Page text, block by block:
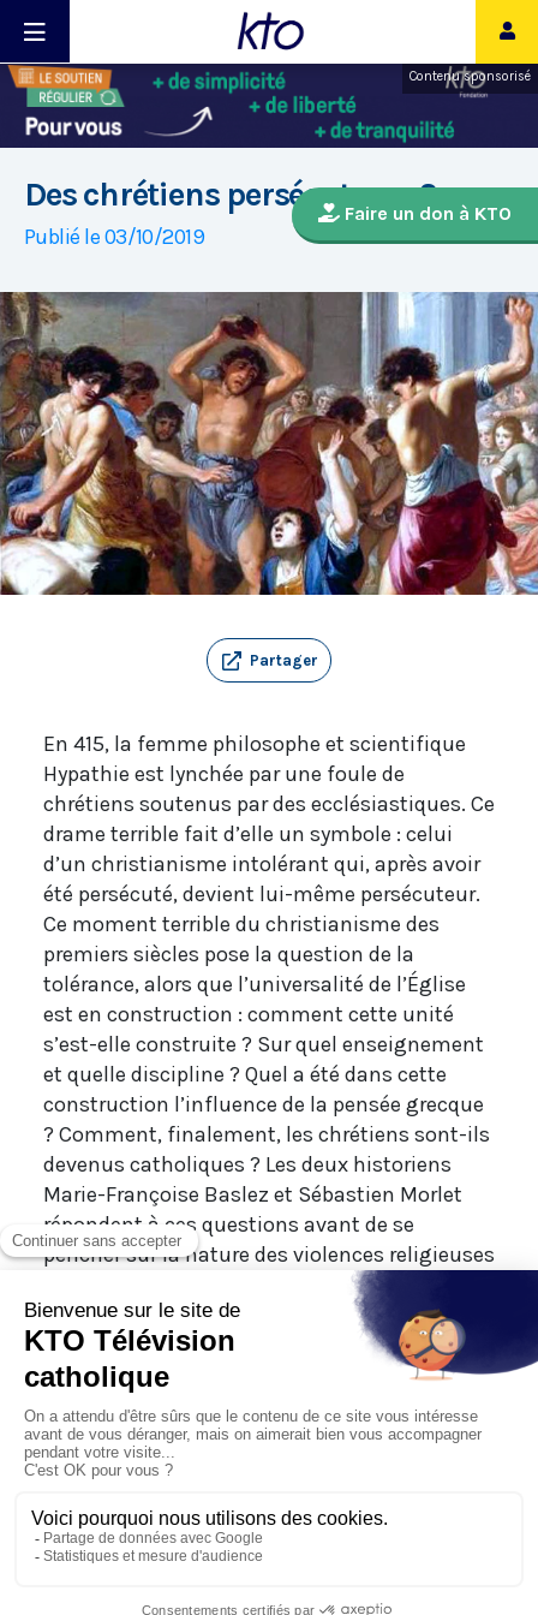
Contenu sponsorisé
Faire un don à KTO
Des chrétiens persécuteurs ?
Publié le 03/10/2019
Partager
En 415, la femme philosophe et scientifique
Hypathie est lynchée par une foule de
chrétiens soutenus par des ecclésiastiques. Ce
drame terrible fait d’elle un symbole : celui
d’un christianisme intolérant qui, après avoir
été persécuté, devient lui-même persécuteur.
Ce moment terrible du christianisme des
premiers siècles pose la question de la
tolérance, alors que l’universalité de l’Église
est en construction : comment cette unité
s’est-elle construite ? Sur quel enseignement
et quelle discipline ? Quel a été dans cette
construction l’influence de la pensée grecque
? Comment, finalement, les chrétiens sont-ils
devenus catholiques ? Les deux historiens
Marie-Françoise Baslez et Sébastien Morlet
répondent à ces questions avant de se
pencher sur la nature des violences religieuses
Des chrétiens persécuteurs ?
Au risque de l'Histoire, episode 3/7, animé par
Christophe Dickès, en partenariat avec StoriaVoce.
Jeudi 3 octobre à 20h40
Nouveau ! Retrouvez cette émission au
format podcast